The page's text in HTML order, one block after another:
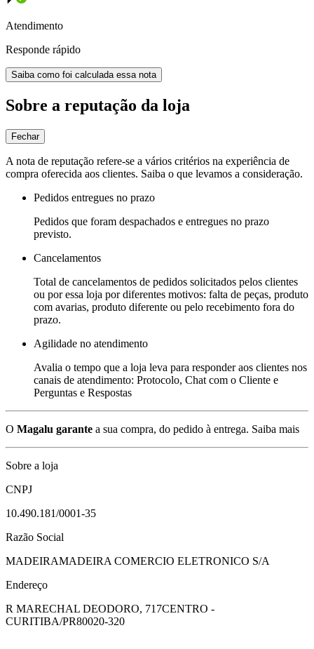
Atendimento
Responde rápido
Saiba como foi calculada essa nota
Sobre a reputação da loja
Fechar
A nota de reputação refere-se a vários critérios na experiência de
compra oferecida aos clientes. Saiba o que levamos a consideração.
Pedidos entregues no prazo
Pedidos que foram despachados e entregues no prazo
previsto.
Cancelamentos
Total de cancelamentos de pedidos solicitados pelos clientes
ou por essa loja por diferentes motivos: falta de peças, produto
com avarias, produto diferente ou pelo recebimento fora do
prazo.
Agilidade no atendimento
Avalia o tempo que a loja leva para responder aos clientes nos
canais de atendimento: Protocolo, Chat com o Cliente e
Perguntas e Respostas
O Magalu garante a sua compra, do pedido à entrega. Saiba mais
Sobre a loja
CNPJ
10.490.181/0001-35
Razão Social
MADEIRAMADEIRA COMERCIO ELETRONICO S/A
Endereço
R MARECHAL DEODORO, 717CENTRO -
CURITIBA/PR80020-320